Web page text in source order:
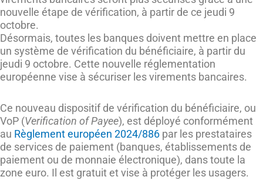
nouvelle étape de vérification, à partir de ce jeudi 9
octobre.
Désormais, toutes les banques doivent mettre en place
un système de vérification du bénéficiaire, à partir du
jeudi 9 octobre. Cette nouvelle réglementation
européenne vise à sécuriser les virements bancaires.
Ce nouveau dispositif de vérification du bénéficiaire, ou
VoP (Verification of Payee), est déployé conformément
au Règlement européen 2024/886 par les prestataires
de services de paiement (banques, établissements de
paiement ou de monnaie électronique), dans toute la
zone euro. Il est gratuit et vise à protéger les usagers.